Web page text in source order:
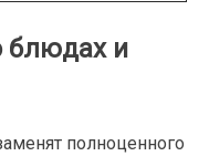
блюдах и
полноценного